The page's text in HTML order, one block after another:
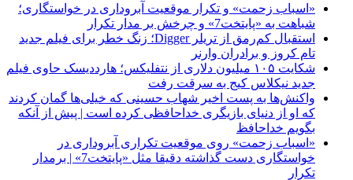
«اسباب زحمت» و تکرار موقعیت آبروداری در خواستگاری؛
شباهت به «پایتخت7» و چرخش بر مدار تکرار
استقبال کم‌رمق از تریلر Digger؛ زنگ خطر برای فیلم جدید
تام کروز و برادران وارنر
شکایت ۱۰۵ میلیون دلاری از نتفلیکس؛ هارددیسک حاوی فیلم
جدید نیکلاس کیج به سرقت رفت
واکنش‌ها به پست اخیر شهاب حسینی که خیلی‌ها گمان کردند
که او از دنیای بازیگری خداحافظی کرده است | پیش از آنکه
بگویم خداحافظ
«اسباب زحمت» روی موقعیت تکراری آبروداری در
خواستگاری دست گذاشته دقیقا مثل «پایتخت7» | برمدار
تکرار